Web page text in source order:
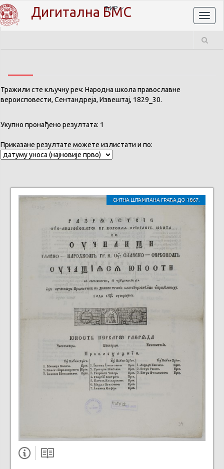
Дигитална БМС
ЋИР
Тражили сте кључну реч: Народна школа православне
вероисповести, Сентандреја, Извештај, 1829_30.
Укупно пронађено резултата: 1
Приказане резултате можете излистати и по:
СИТНА ШТАМПАНА ГРАЂА ДО 1867.